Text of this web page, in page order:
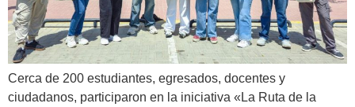
Cerca de 200 estudiantes, egresados, docentes y
ciudadanos, participaron en la iniciativa «La Ruta de la